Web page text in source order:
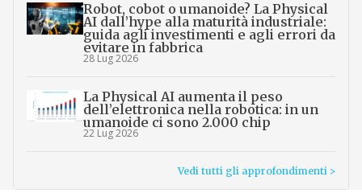
Robot, cobot o umanoide? La Physical
AI dall’hype alla maturità industriale:
guida agli investimenti e agli errori da
evitare in fabbrica
28 Lug 2026
La Physical AI aumenta il peso
dell’elettronica nella robotica: in un
umanoide ci sono 2.000 chip
22 Lug 2026
Vedi tutti gli approfondimenti >